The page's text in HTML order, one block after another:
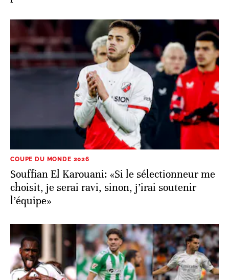
COUPE DU MONDE 2026
Souffian El Karouani: «Si le sélectionneur me
choisit, je serai ravi, sinon, j’irai soutenir
l’équipe»